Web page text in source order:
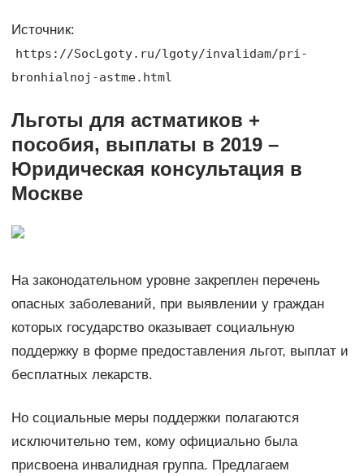
Источник:
https://SocLgoty.ru/lgoty/invalidam/pri-
bronhialnoj-astme.html
Льготы для астматиков +
пособия, выплаты в 2019 –
Юридическая консультация в
Москве
На законодательном уровне закреплен перечень
опасных заболеваний, при выявлении у граждан
которых государство оказывает социальную
поддержку в форме предоставления льгот, выплат и
бесплатных лекарств.
Но социальные меры поддержки полагаются
исключительно тем, кому официально была
присвоена инвалидная группа. Предлагаем